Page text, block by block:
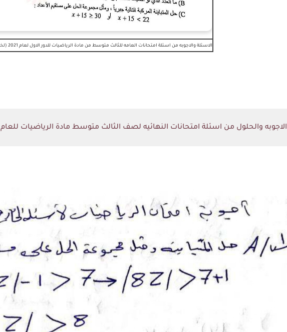
الاسئلة والاجوبه من اسئلة امتحانات العامه للثالث متوسط من مادة الرياضيات للدور الاول لعام 2021 (لخارج القطر)
الاجوبه والحلول من اسئلة امتحانات النهائيه لصف الثالث متوسط مادة الرياضيات للعام 2021 الدور الاول (خارج القطر)